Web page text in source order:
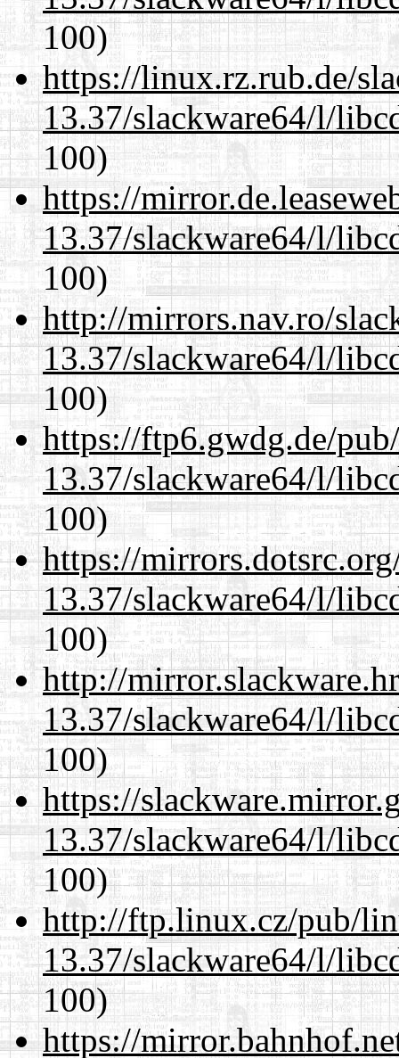
100)
https://linux.rz.rub.de/
13.37/slackware64/l/
100)
https://
13.37/slackware64/l/
100)
http://mirrors.nav.ro/
13.37/slackware64/l/
100)
https://ftp6.gwdg.de/
13.37/slackware64/l/
100)
https://
13.37/slackware64/l/
100)
http://
13.37/slackware64/l/
100)
https://
13.37/slackware64/l/
100)
http://ftp.linux.cz/pub/
13.37/slackware64/l/
100)
https://